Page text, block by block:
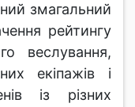
змагальний
рейтингу
веслування,
екіпажів і
із різних